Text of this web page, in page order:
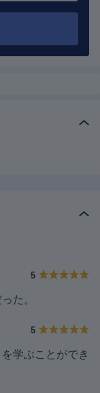
5
た。
5
学ぶことができ